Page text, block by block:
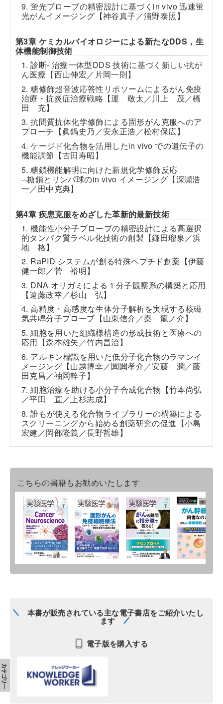
9. 蛍光プローブの精密設計に基づく in vivo迅速蛍
光がんイメージング【神谷真子／浦野泰照】
第3章 ケミカルバイオロジーによる新たなDDS，生
体機能制御技術
1. 診断- 治療一体型DDS 技術に基づく新しい抗が
ん医療【西山伸宏／片岡一則】
2. 糖修飾超音波応答性リポソームによるがん免疫
治療・抗炎症治療戦略【運 敬太／川上 茂／橋
田 充】
3. 抗間質抗体化学修飾による固形がん克服へのア
プローチ【眞鍋史乃／安永正浩／松村保広】
4. ケージド化合物を活用したin vivo での遺伝子の
機能調節【古田寿昭】
5. 糖鎖機能解明に向けた新規化学修飾反応
─糖鎖とリンパ球のin vivo イメージング【深瀬浩
一／田中克典】
第4章 疾患克服をめざした革新的最新技術
1. 機能性小分子プローブの精密設計による高選択
的タンパク質ラベル化技術の創製【鎌田瑠泉／浜
地 格】
2. RaPID システムが創る特殊ペプチド創薬【伊藤
健一郎／菅 裕明】
3. DNA オリガミによる１分子観察系の構築と応用
【遠藤政幸／杉山 弘】
4. 高精度・高感度な生体分子解析を実現する核磁
気共鳴分子プローブ【山東信介／秦 龍ノ介】
5. 細胞を用いた組織様構造の形成技術と医療への
応用【森本雄矢／竹内昌治】
6. アルキン標識を用いた低分子化合物のラマンイ
メージング【山越博幸／闐闐孝介／安藤 潤／藤
田克昌／袖岡幹子】
7. 細胞治療を助ける小分子合成化合物【竹本尚弘
／平田 直／上杉志成】
8. 誰もが使える化合物ライブラリーの構築による
スクリーニングから始める創薬研究の促進【小島
宏建／岡部隆義／長野哲雄】
こちらの書籍もお勧めいたします
本書が販売されている主な電子書店をご紹介いたし
ます
電子版を購入する